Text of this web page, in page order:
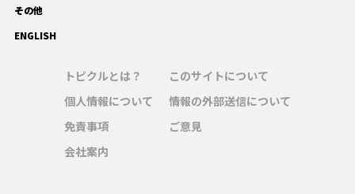
その他
ENGLISH
トピクルとは？
個人情報について
免責事項
会社案内
このサイトについて
情報の外部送信について
ご意見